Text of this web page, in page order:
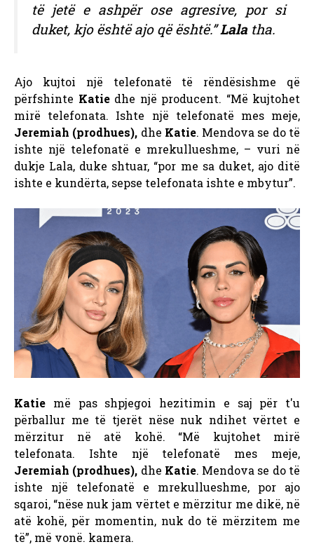
të jetë e ashpër ose agresive, por si
duket, kjo është ajo që është.”Lalatha.
Ajo kujtoi një telefonatë të rëndësishme që
përfshinte Katiedhe një producent. “Më kujtohet
mirë telefonata. Ishte një telefonatë mes meje,
Jeremiah (prodhues), dhe Katie. Mendova se do të
ishte një telefonatë e mrekullueshme, – vuri në
dukje Lala, duke shtuar, “por me sa duket, ajo ditë
ishte e kundërta, sepse telefonata ishte e mbytur”.
Katie më pas shpjegoi hezitimin e saj për t'u
përballur me të tjerët nëse nuk ndihet vërtet e
mërzitur në atë kohë. “Më kujtohet mirë
telefonata. Ishte një telefonatë mes meje,
Jeremiah (prodhues), dhe Katie. Mendova se do të
ishte një telefonatë e mrekullueshme, por ajo
sqaroi, “nëse nuk jam vërtet e mërzitur me dikë, në
atë kohë, për momentin, nuk do të mërzitem me
të”, më vonë. kamera.